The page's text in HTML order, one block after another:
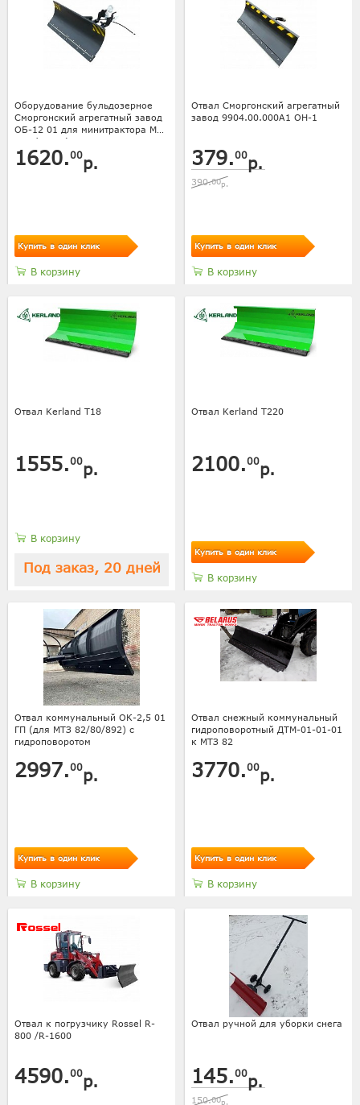
Оборудование бульдозерное
Сморгонский агрегатный завод
ОБ-12 01 для минитрактора МТЗ
152 (отвал)
1620.00р.
Купить в один клик
В корзину
Отвал Сморгонский агрегатный
завод 9904.00.000А1 ОН-1
379.00р.
390.00р.
Купить в один клик
В корзину
Отвал Kerland T18
1555.00р.
В корзину
Под заказ, 20 дней
Отвал Kerland T220
2100.00р.
Купить в один клик
В корзину
Отвал коммунальный ОК-2,5 01
ГП (для МТЗ 82/80/892) с
гидроповоротом
2997.00р.
Купить в один клик
В корзину
Отвал снежный коммунальный
гидроповоротный ДТМ-01-01-01
к МТЗ 82
3770.00р.
Купить в один клик
В корзину
Отвал к погрузчику Rossel R-
800 /R-1600
4590.00р.
Отвал ручной для уборки снега
145.00р.
150.00р.